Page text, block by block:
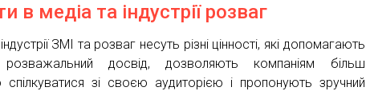
в медіа та індустрії розваг
ЗМІ та розваг несуть різні цінності, які допомагають
розважальний досвід, дозволяють компаніям більш
зі своєю аудиторією і пропонують зручний